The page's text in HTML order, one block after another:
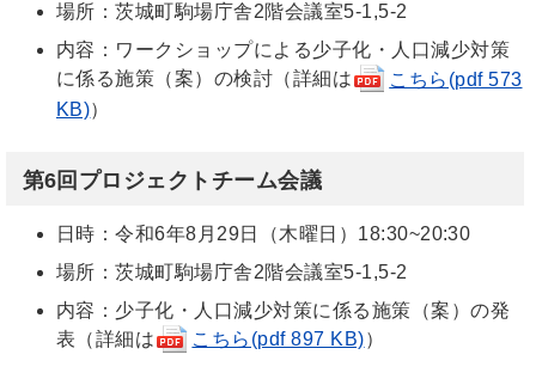
場所：茨城町駒場庁舎2階会議室5-1,5-2
内容：ワークショップによる少子化・人口減少対策
に係る施策（案）の検討（詳細は
こちら(pdf 573
KB)）
第6回プロジェクトチーム会議
日時：令和6年8月29日（木曜日）18:30~20:30
場所：茨城町駒場庁舎2階会議室5-1,5-2
内容：少子化・人口減少対策に係る施策（案）の発
表（詳細は
こちら(pdf 897 KB)）